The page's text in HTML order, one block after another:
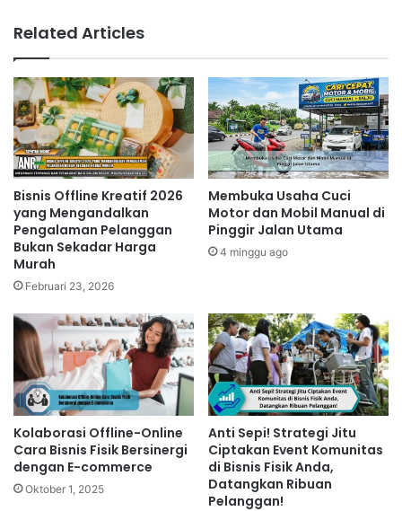
Related Articles
Bisnis Offline Kreatif 2026
yang Mengandalkan
Pengalaman Pelanggan
Bukan Sekadar Harga
Murah
Februari 23, 2026
Membuka Usaha Cuci
Motor dan Mobil Manual di
Pinggir Jalan Utama
4 minggu ago
Kolaborasi Offline-Online
Cara Bisnis Fisik Bersinergi
dengan E-commerce
Oktober 1, 2025
Anti Sepi! Strategi Jitu
Ciptakan Event Komunitas
di Bisnis Fisik Anda,
Datangkan Ribuan
Pelanggan!